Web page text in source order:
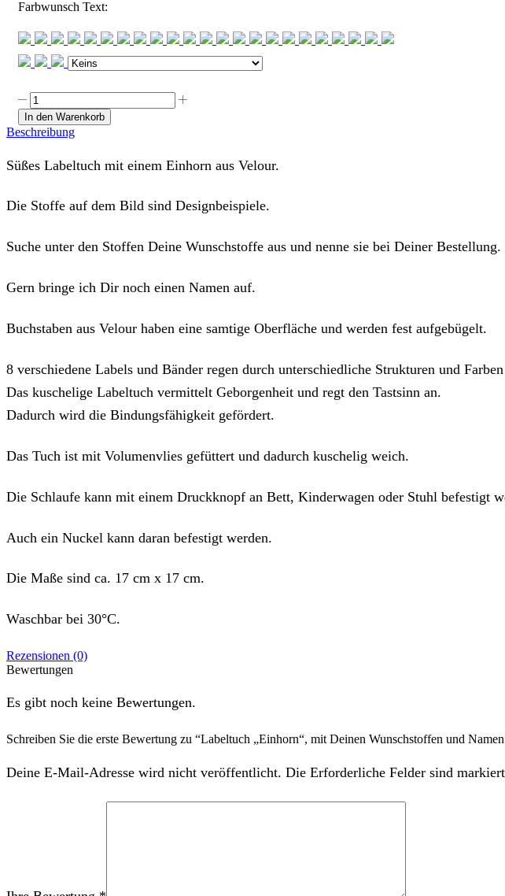
Farbwunsch Text:
Labeltuch
"Einhorn",
mit
Deinen
und
In den Warenkorb
Beschreibung
Süßes Labeltuch mit einem Einhorn aus Velour.
Die Stoffe auf dem Bild sind Designbeispiele.
Suche unter den Stoffen Deine Wunschstoffe aus und nenne sie bei Deiner
Gern bringe ich Dir noch einen Namen auf.
Buchstaben aus Velour haben eine samtige Oberfläche und werden fest aufgebügelt.
8 verschiedene Labels und Bänder regen durch unterschiedliche Strukturen und
Das kuschelige Labeltuch vermittelt Geborgenheit und regt den Tastsinn an.
Dadurch wird die Bindungsfähigkeit gefördert.
Das Tuch ist mit Volumenvlies gefüttert und dadurch kuschelig weich.
Die Schlaufe kann mit einem Druckknopf an Bett, Kinderwagen oder Stuhl befestigt
Auch ein Nuckel kann daran befestigt werden.
Die Maße sind ca. 17 cm x 17 cm.
Waschbar bei 30°C.
Rezensionen (0)
Bewertungen
Es gibt noch keine Bewertungen.
Schreiben Sie die erste Bewertung zu “Labeltuch „Einhorn“, mit Deinen Wunschstoffen und
Deine E-Mail-Adresse wird nicht veröffentlicht. Die Erforderliche Felder sind